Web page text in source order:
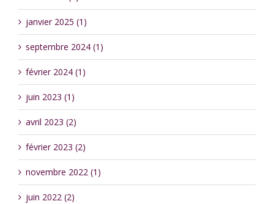
janvier 2025 (1)
septembre 2024 (1)
février 2024 (1)
juin 2023 (1)
avril 2023 (2)
février 2023 (2)
novembre 2022 (1)
juin 2022 (2)